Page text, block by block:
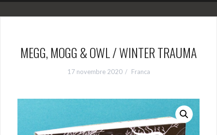
MEGG, MOGG & OWL / WINTER TRAUMA
17 novembre 2020 Franca